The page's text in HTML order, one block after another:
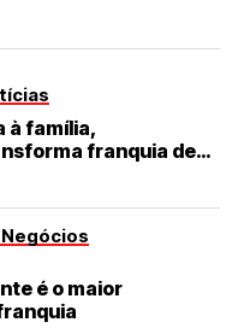
à família,
franquia de
destaque no RN
Negócios
é o maior